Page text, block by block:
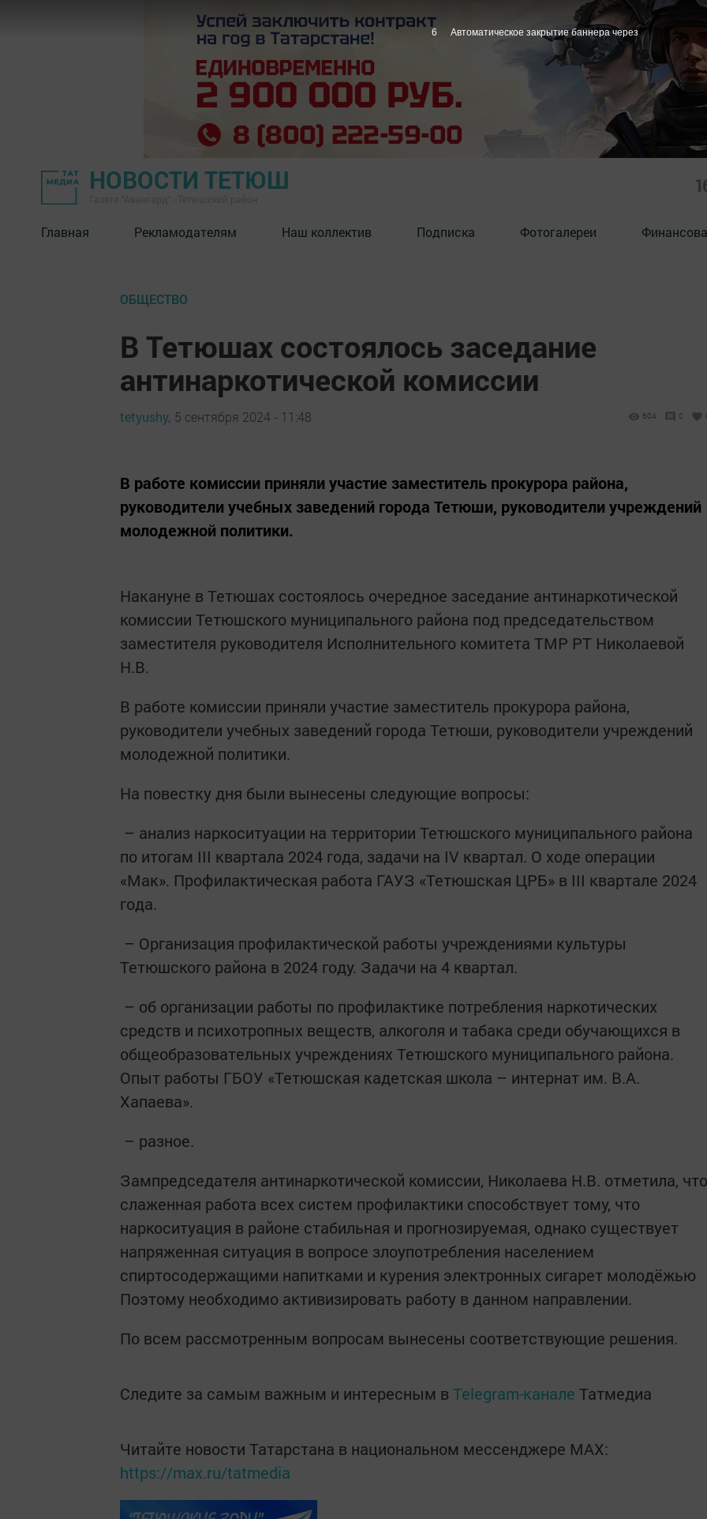
НОВОСТИ ТЕТЮШ
Главная Рекламодателям Наш коллектив Подписка Фотогалереи
ОБЩЕСТВО
В Тетюшах состоялось заседание
антинаркотической комиссии
tetyushy, 5 сентября 2024 - 11:48 604 0
В работе комиссии приняли участие заместитель прокурора района,
руководители учебных заведений города Тетюши, руководители учреждений
молодежной политики.
Накануне в Тетюшах состоялось очередное заседание антинаркотической
комиссии Тетюшского муниципального района под председательством
заместителя руководителя Исполнительного комитета ТМР РТ Николаевой
Н.В.
В работе комиссии приняли участие заместитель прокурора района,
руководители учебных заведений города Тетюши, руководители учреждений
молодежной политики.
На повестку дня были вынесены следующие вопросы:
– анализ наркоситуации на территории Тетюшского муниципального района
по итогам III квартала 2024 года, задачи на IV квартал. О ходе операции
«Мак». Профилактическая работа ГАУЗ «Тетюшская ЦРБ» в III квартале 2024
года.
– Организация профилактической работы учреждениями культуры
Тетюшского района в 2024 году. Задачи на 4 квартал.
– об организации работы по профилактике потребления наркотических
средств и психотропных веществ, алкоголя и табака среди обучающихся в
общеобразовательных учреждениях Тетюшского муниципального района.
Опыт работы ГБОУ «Тетюшская кадетская школа – интернат им. В.А.
Хапаева».
– разное.
Зампредседателя антинаркотической комиссии, Николаева Н.В. отметила, что
слаженная работа всех систем профилактики способствует тому, что
наркоситуация в районе стабильная и прогнозируемая, однако существует
напряженная ситуация в вопросе злоупотребления населением
спиртосодержащими напитками и курения электронных сигарет молодёжью
Поэтому необходимо активизировать работу в данном направлении.
По всем рассмотренным вопросам вынесены соответствующие решения.
Следите за самым важным и интересным в Telegram-канале Татмедиа
Читайте новости Татарстана в национальном мессенджере MАХ:
https://max.ru/tatmedia
5 Автоматическое закрытие баннера через